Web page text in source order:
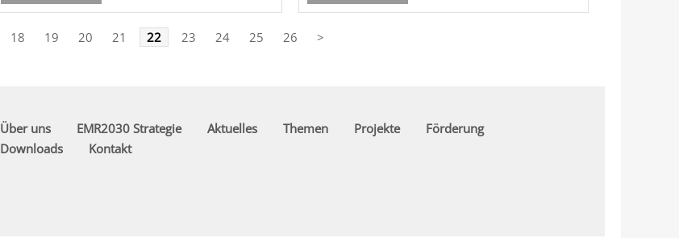
18 19 20 21 22 23 24 25 26 >
Über uns EMR2030 Strategie Aktuelles Themen Projekte
Förderung
Downloads
Kontakt